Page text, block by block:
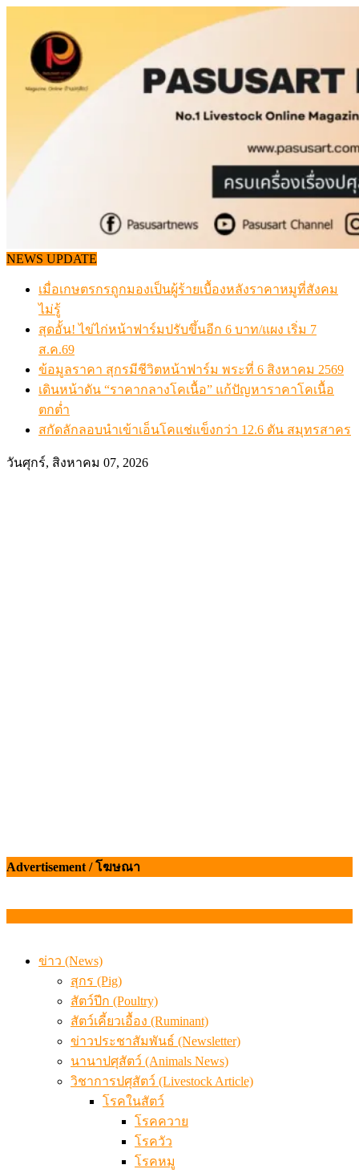
content
NEWS UPDATE
เมื่อเกษตรกรถูกมองเป็นผู้ร้ายเบื้องหลังราคาหมูที่สังคม
ไม่รู้
สุดอั้น! ไข่ไก่หน้าฟาร์มปรับขึ้นอีก 6 บาท/แผง เริ่ม 7
ส.ค.69
ข้อมูลราคา สุกรมีชีวิตหน้าฟาร์ม พระที่ 6 สิงหาคม 2569
เดินหน้าดัน “ราคากลางโคเนื้อ” แก้ปัญหาราคาโคเนื้อ
ตกต่ำ
สกัดลักลอบนำเข้าเอ็นโคแช่แข็งกว่า 12.6 ตัน สมุทรสาคร
วันศุกร์, สิงหาคม 07, 2026
Advertisement / โฆษณา
ข่าว (News)
สุกร (Pig)
สัตว์ปีก (Poultry)
สัตว์เคี้ยวเอื้อง (Ruminant)
ข่าวประชาสัมพันธ์ (Newsletter)
นานาปศุสัตว์ (Animals News)
วิชาการปศุสัตว์ (Livestock Article)
โรคในสัตว์
โรคควาย
โรควัว
โรคหมู